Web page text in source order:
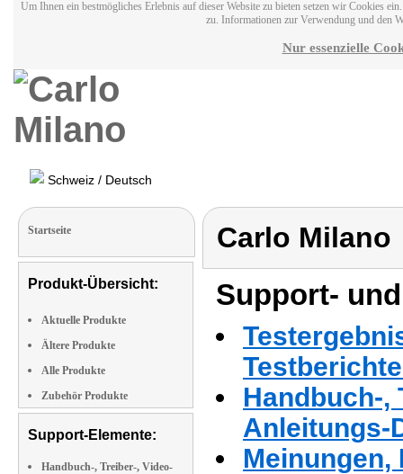
Um Ihnen ein bestmögliches Erlebnis auf dieser Website zu bieten setzen wir Cookies
zu. Informationen zur Verwendung und den
Nur essenzielle
Schweiz / Deutsch
Startseite
Produkt-Übersicht:
Aktuelle Produkte
Ältere Produkte
Alle Produkte
Zubehör Produkte
Support-Elemente:
Handbuch-, Treiber-, Video-
Carlo Milano
Support-
Handbuch-,
Anleitungs-